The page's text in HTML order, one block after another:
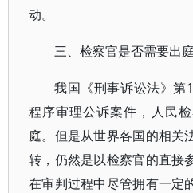
动。
三、检察官是否需要出
我国《刑事诉讼法》第
程序审理公诉案件，人民
庭。但是从世界各国的相关
转，仍然是以检察官的直接
在审判过程中尽管拥有一定